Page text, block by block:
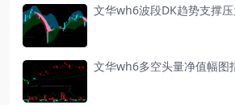
文华wh6波段DK趋势支撑
文华wh6多空头量净值幅图